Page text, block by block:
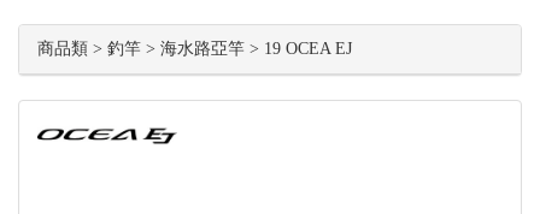
商品類 > 釣竿 > 海水路亞竿 > 19 OCEA EJ